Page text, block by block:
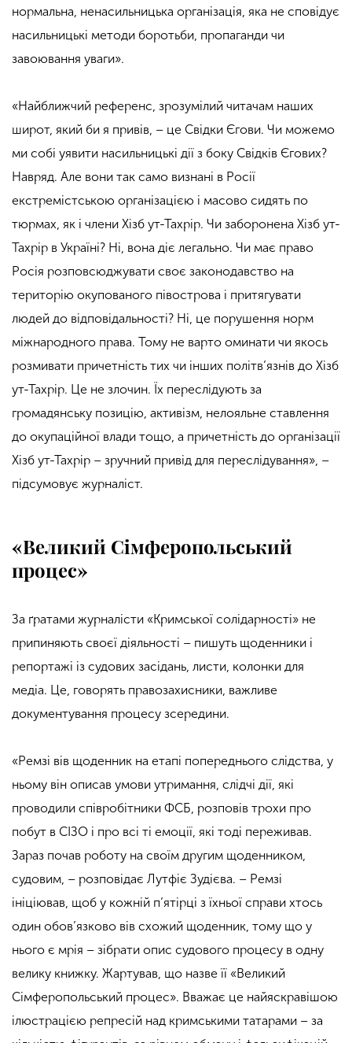
нормальна, ненасильницька організація, яка не сповідує
насильницькі методи боротьби, пропаганди чи
завоювання уваги».
«Найближчий референс, зрозумілий читачам наших
широт, який би я привів, – це Свідки Єгови. Чи можемо
ми собі уявити насильницькі дії з боку Свідків Єгових?
Навряд. Але вони так само визнані в Росії
екстремістською організацією і масово сидять по
тюрмах, як і члени Хізб ут-Тахрір. Чи заборонена Хізб ут-
Тахрір в Україні? Ні, вона діє легально. Чи має право
Росія розповсюджувати своє законодавство на
територію окупованого півострова і притягувати
людей до відповідальності? Ні, це порушення норм
міжнародного права. Тому не варто оминати чи якось
розмивати причетність тих чи інших політв’язнів до Хізб
ут-Тахрір. Це не злочин. Їх переслідують за
громадянську позицію, активізм, нелояльне ставлення
до окупаційної влади тощо, а причетність до організації
Хізб ут-Тахрір – зручний привід для переслідування», –
підсумовує журналіст.
«Великий Сімферопольський
процес»
За ґратами журналісти «Кримської солідарності» не
припиняють своєї діяльності – пишуть щоденники і
репортажі із судових засідань, листи, колонки для
медіа. Це, говорять правозахисники, важливе
документування процесу зсередини.
«Ремзі вів щоденник на етапі попереднього слідства, у
ньому він описав умови утримання, слідчі дії, які
проводили співробітники ФСБ, розповів трохи про
побут в СІЗО і про всі ті емоції, які тоді переживав.
Зараз почав роботу на своїм другим щоденником,
судовим, – розповідає Лутфіє Зудієва. – Ремзі
ініціював, щоб у кожній п’ятірці з їхньої справи хтось
один обов’язково вів схожий щоденник, тому що у
нього є мрія – зібрати опис судового процесу в одну
велику книжку. Жартував, що назве її «Великий
Сімферопольський процес». Вважає це найяскравішою
ілюстрацією репресій над кримськими татарами – за